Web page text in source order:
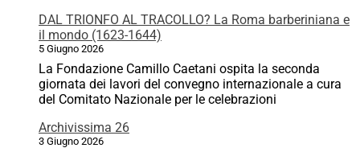
DAL TRIONFO AL TRACOLLO? La Roma barberiniana e
il mondo (1623-1644)
5 Giugno 2026
La Fondazione Camillo Caetani ospita la seconda
giornata dei lavori del convegno internazionale a cura
del Comitato Nazionale per le celebrazioni
Archivissima 26
3 Giugno 2026